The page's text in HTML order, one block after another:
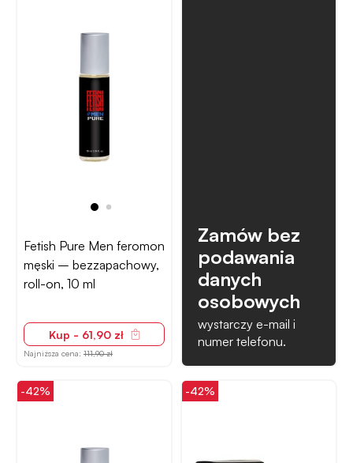
Fetish Pure Men feromon
męski – bezzapachowy,
roll-on, 10 ml
Kup - 61,90 zł
Najniższa cena: 111,90 zł
Zamów bez
podawania
danych
osobowych
wystarczy e-mail i
numer telefonu.
-42% -42%